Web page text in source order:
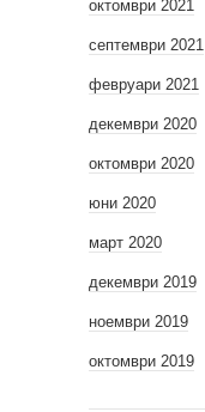
октомври 2021
септември 2021
февруари 2021
декември 2020
октомври 2020
юни 2020
март 2020
декември 2019
ноември 2019
октомври 2019